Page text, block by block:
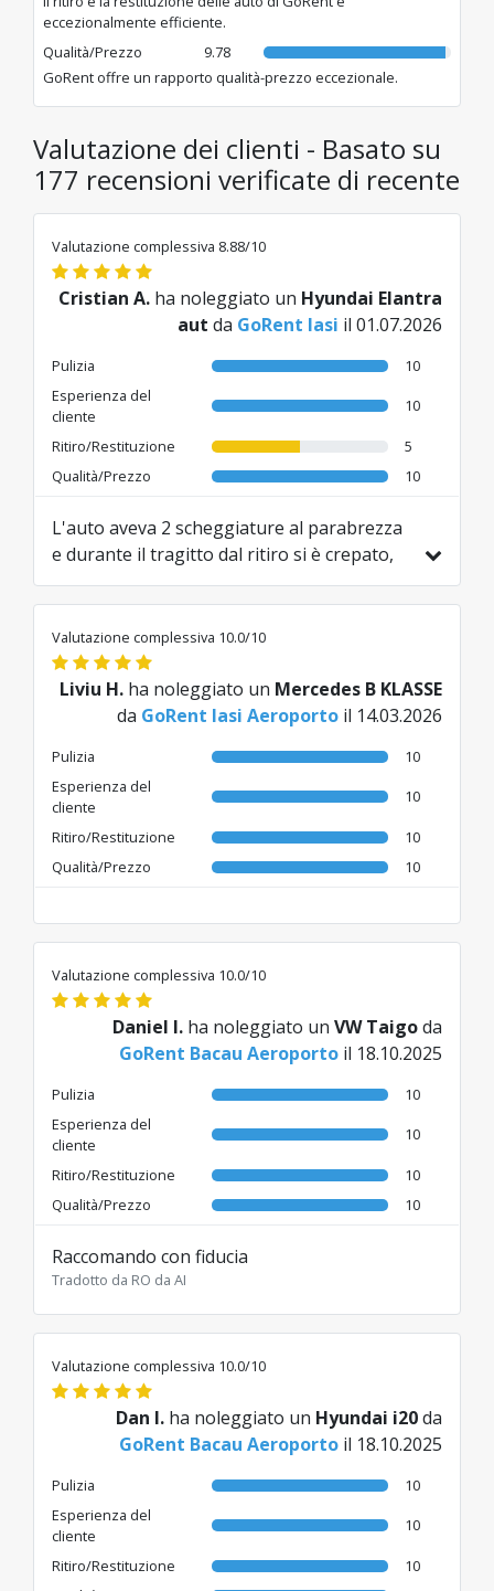
eccezionalmente efficiente.
Qualità/Prezzo
9.78
GoRent offre un rapporto qualità-prezzo eccezionale.
Valutazione dei clienti - Basato su
177 recensioni verificate di recente
Valutazione complessiva 8.88/10
Cristian A. ha noleggiato un Hyundai Elantra
aut da GoRent Iasi il 01.07.2026
Pulizia
10
Esperienza del
cliente
10
Ritiro/Restituzione
5
Qualità/Prezzo
10
L'auto aveva 2 scheggiature al parabrezza
e durante il tragitto dal ritiro si è crepato,
poi mi ha detto che non mi avrebbero
restituito più la garanzia. Questo non mi è
piaciuto...
Tradotto da RO da AI
Valutazione complessiva 10.0/10
Liviu H. ha noleggiato un Mercedes B KLASSE
da GoRent Iasi Aeroporto il 14.03.2026
Pulizia
10
Esperienza del
cliente
10
Ritiro/Restituzione
10
Qualità/Prezzo
10
Valutazione complessiva 10.0/10
Daniel I. ha noleggiato un VW Taigoda
GoRent Bacau Aeroporto il 18.10.2025
Pulizia
10
Esperienza del
cliente
10
Ritiro/Restituzione
10
Qualità/Prezzo
10
Raccomando con fiducia
Tradotto da RO da AI
Valutazione complessiva 10.0/10
Dan I. ha noleggiato un Hyundai i20da
GoRent Bacau Aeroporto il 18.10.2025
Pulizia
10
Esperienza del
cliente
10
Ritiro/Restituzione
10